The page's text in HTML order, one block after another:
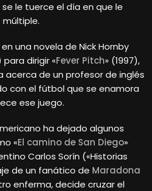
le tuerce el día en que le
una novela de Nick Hornby
para dirigir «Fever Pitch» (1997),
de un profesor de inglés
con el fútbol que se enamora
ese juego.
ha dejado algunos
«El camino de San Diego»
Carlos Sorín («Historias
de un fanático de Maradona
enferma, decide cruzar el